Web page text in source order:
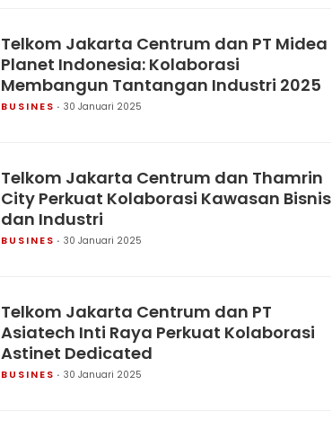
Telkom Jakarta Centrum dan PT Midea
Planet Indonesia: Kolaborasi
Membangun Tantangan Industri 2025
BUSINES 30 Januari 2025
Telkom Jakarta Centrum dan Thamrin
City Perkuat Kolaborasi Kawasan Bisnis
dan Industri
BUSINES 30 Januari 2025
Telkom Jakarta Centrum dan PT
Asiatech Inti Raya Perkuat Kolaborasi
Astinet Dedicated
BUSINES 30 Januari 2025